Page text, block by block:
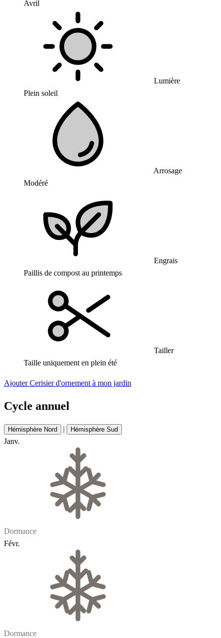
Avril
Lumière
Plein soleil
Arrosage
Modéré
Engrais
Paillis de compost au printemps
Tailler
Taille uniquement en plein été
Ajouter Cerisier d'ornement à mon jardin
Cycle annuel
Hémisphère Nord | Hémisphère Sud
Janv.
Dormance
Févr.
Dormance